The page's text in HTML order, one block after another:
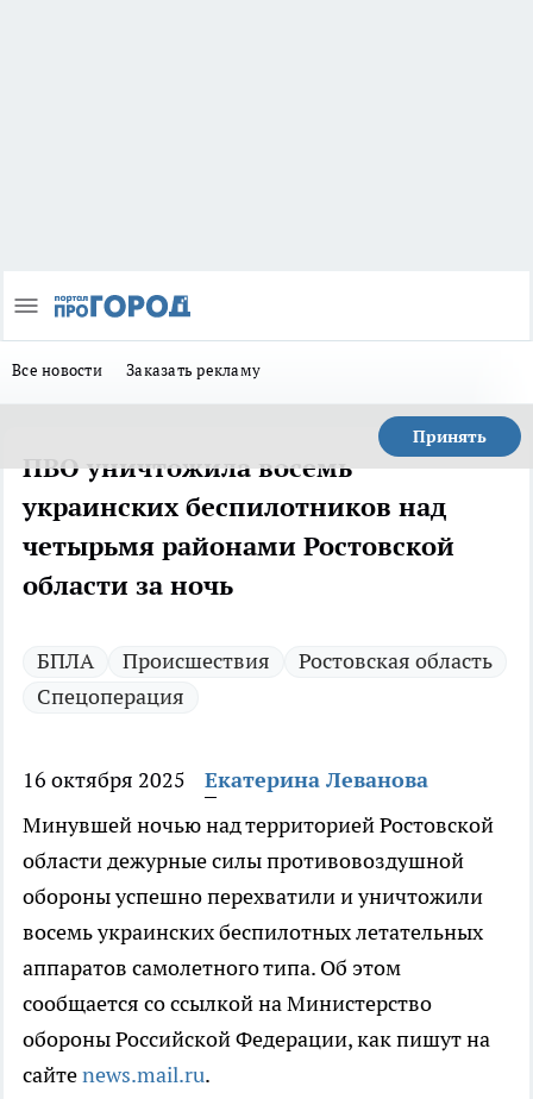
Все новости Заказать рекламу
Принять
ПВО уничтожила восемь
украинских беспилотников над
четырьмя районами Ростовской
области за ночь
БПЛА Происшествия
Ростовская область
Спецоперация
16 октября 2025
Екатерина Леванова
Минувшей ночью над территорией Ростовской
области дежурные силы противовоздушной
обороны успешно перехватили и уничтожили
восемь украинских беспилотных летательных
аппаратов самолетного типа. Об этом
сообщается со ссылкой на Министерство
обороны Российской Федерации, как пишут на
сайтеnews.mail.ru.